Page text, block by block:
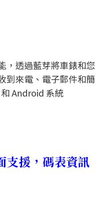
，透過藍芽將車錶和您
到來電、電子郵件和簡
Android 系統
援，碼表資訊